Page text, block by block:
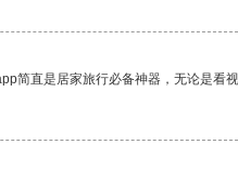
简直是居家旅行必备神器，无论是看